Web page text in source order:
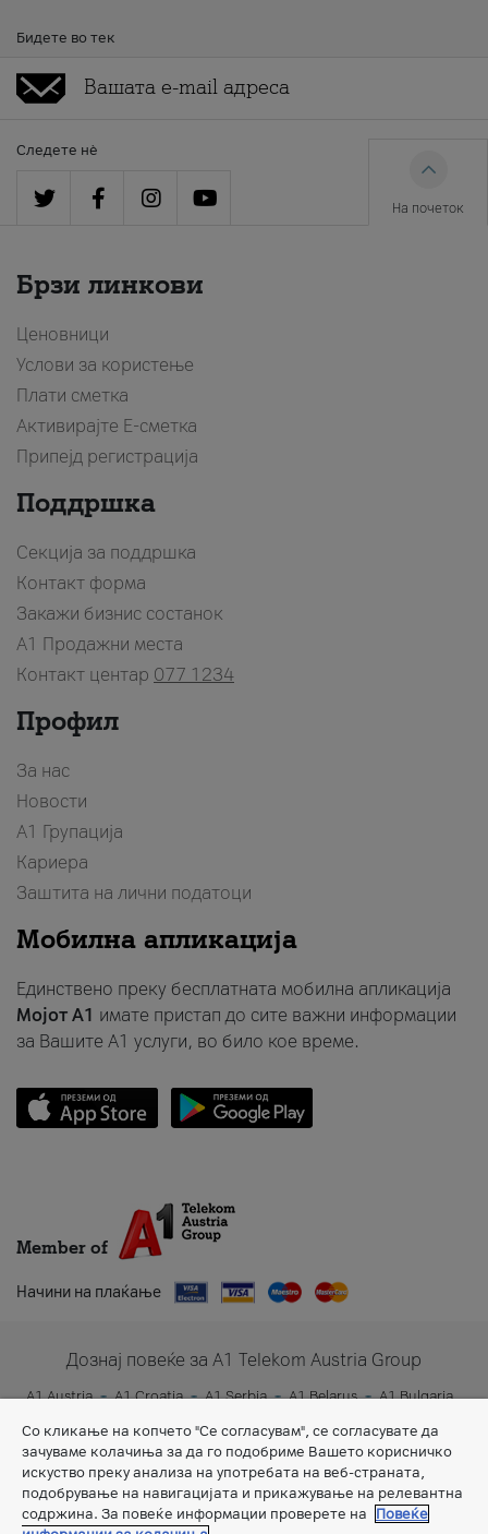
Бидете во тек
Следете нè
На почеток
Брзи линкови
Ценовници
Услови за користење
Плати сметка
Активирајте Е-сметка
Припејд регистрација
Поддршка
Секција за поддршка
Контакт форма
Закажи бизнис состанок
A1 Продажни места
Контакт центар 077 1234
Профил
За нас
Новости
А1 Групација
Кариера
Заштита на лични податоци
Мобилна апликација
Единствено преку бесплатната мобилна апликација
Мојот A1 имате пристап до сите важни информации
за Вашите A1 услуги, во било кое време.
Member of
Начини на плаќање
Дознај повеќе за A1 Telekom Austria Group
A1 Austria A1 Croatia A1 Serbia A1 Belarus
A1 Bulgaria
Со кликање на копчето "Се согласувам", се согласувате да
зачуваме колачиња за да го подобриме Вашето корисничко
искуство преку анализа на употребата на веб-страната,
подобрување на навигацијата и прикажување на релевантна
содржина. За повеќе информации проверете на
Повеќе